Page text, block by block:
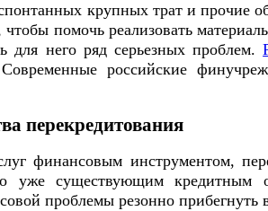
крупных трат и прочие
помочь реализовать
для него ряд серьезных проблем.
российские
перекредитования
финансовым инструментом,
существующим кредитным
проблемы резонно прибегнуть